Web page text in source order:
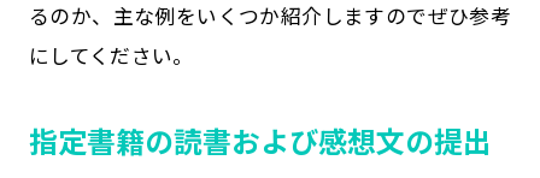
るのか、主な例をいくつか紹介しますのでぜひ参考
にしてください。
指定書籍の読書および感想文の提出